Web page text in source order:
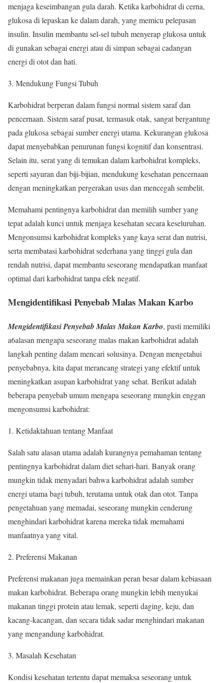
menjaga keseimbangan gula darah. Ketika karbohidrat di cerna,
glukosa di lepaskan ke dalam darah, yang memicu pelepasan
insulin. Insulin membantu sel-sel tubuh menyerap glukosa untuk
di gunakan sebagai energi atau di simpan sebagai cadangan
energi di otot dan hati.
3. Mendukung Fungsi Tubuh
Karbohidrat berperan dalam fungsi normal sistem saraf dan
pencernaan. Sistem saraf pusat, termasuk otak, sangat bergantung
pada glukosa sebagai sumber energi utama. Kekurangan glukosa
dapat menyebabkan penurunan fungsi kognitif dan konsentrasi.
Selain itu, serat yang di temukan dalam karbohidrat kompleks,
seperti sayuran dan biji-bijian, mendukung kesehatan pencernaan
dengan meningkatkan pergerakan usus dan mencegah sembelit.
Memahami pentingnya karbohidrat dan memilih sumber yang
tepat adalah kunci untuk menjaga kesehatan secara keseluruhan.
Mengonsumsi karbohidrat kompleks yang kaya serat dan nutrisi,
serta membatasi karbohidrat sederhana yang tinggi gula dan
rendah nutrisi, dapat membantu seseorang mendapatkan manfaat
optimal dari karbohidrat tanpa efek negatif.
Mengidentifikasi Penyebab Malas Makan Karbo
Mengidentifikasi Penyebab Malas Makan Karbo, pasti memiliki
a6alasan mengapa seseorang malas makan karbohidrat adalah
langkah penting dalam mencari solusinya. Dengan mengetahui
penyebabnya, kita dapat merancang strategi yang efektif untuk
meningkatkan asupan karbohidrat yang sehat. Berikut adalah
beberapa penyebab umum mengapa seseorang mungkin enggan
mengonsumsi karbohidrat:
1. Ketidaktahuan tentang Manfaat
Salah satu alasan utama adalah kurangnya pemahaman tentang
pentingnya karbohidrat dalam diet sehari-hari. Banyak orang
mungkin tidak menyadari bahwa karbohidrat adalah sumber
energi utama bagi tubuh, terutama untuk otak dan otot. Tanpa
pengetahuan yang memadai, seseorang mungkin cenderung
menghindari karbohidrat karena mereka tidak memahami
manfaatnya yang vital.
2. Preferensi Makanan
Preferensi makanan juga memainkan peran besar dalam kebiasaan
makan karbohidrat. Beberapa orang mungkin lebih menyukai
makanan tinggi protein atau lemak, seperti daging, keju, dan
kacang-kacangan, dan secara tidak sadar menghindari makanan
yang mengandung karbohidrat.
3. Masalah Kesehatan
Kondisi kesehatan tertentu dapat memaksa seseorang untuk